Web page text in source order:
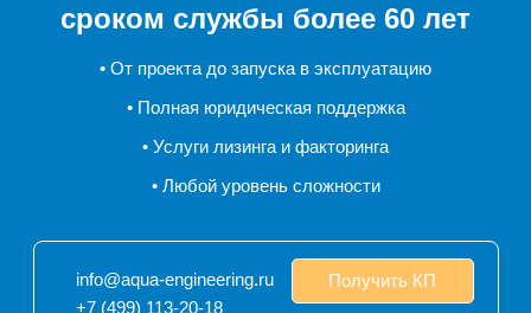
сроком службы более 60 лет
• От проекта до запуска в эксплуатацию
• Полная юридическая поддержка
• Услуги лизинга и факторинга
• Любой уровень сложности
info@aqua-engineering.ru
+7 (499) 113-20-18
Получить КП